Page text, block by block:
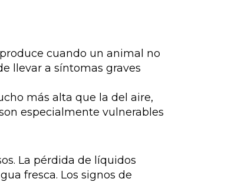
cuando un animal no
llevar a síntomas graves
más alta que la del aire,
especialmente vulnerables
La pérdida de líquidos
fresca. Los signos de